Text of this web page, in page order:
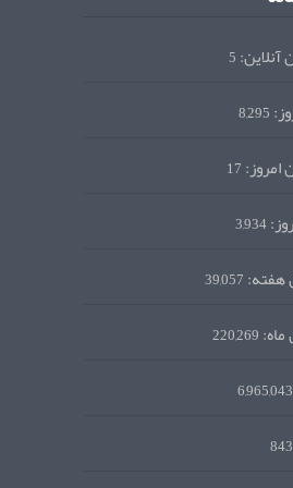
آنلاین:5
8,295
امروز:17
3,934
هفته:39,057
220,269
6,965,043
843